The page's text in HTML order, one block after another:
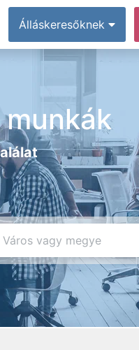
Álláskeresőknek